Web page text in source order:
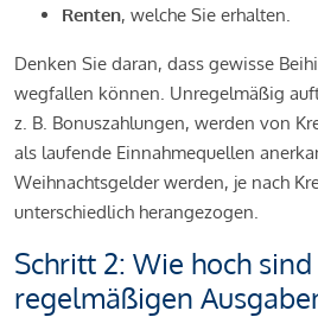
Renten, welche Sie erhalten.
Denken Sie daran, dass gewisse
wegfallen können. Unregelmäßig
z. B. Bonuszahlungen, werden von
als laufende Einnahmequellen
Weihnachtsgelder werden, je nach
unterschiedlich herangezogen.
Schritt 2: Wie hoch
regelmäßigen